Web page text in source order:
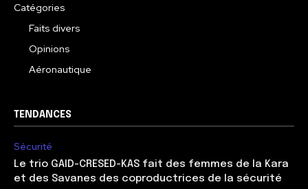
Catégories
Faits divers
Opinions
Aéronautique
TENDANCES
Sécurité
Le trio GAID-CRESED-KAS fait des femmes de la Kara
et des Savanes des coproductrices de la sécurité